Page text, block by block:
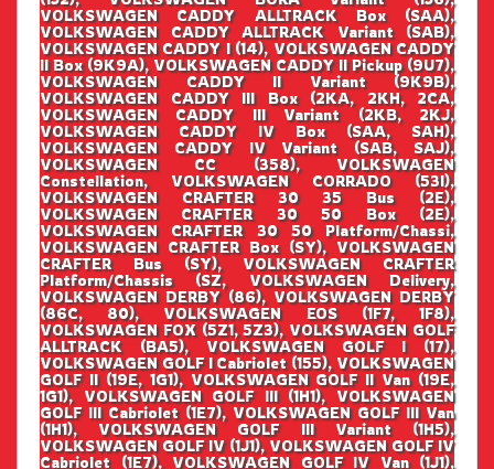
VOLKSWAGEN CADDY ALLTRACK Box (SAA),
VOLKSWAGEN CADDY ALLTRACK Variant (SAB),
VOLKSWAGEN CADDY I (14), VOLKSWAGEN CADDY
II Box (9K9A), VOLKSWAGEN CADDY II Pickup (9U7),
VOLKSWAGEN CADDY II Variant (9K9B),
VOLKSWAGEN CADDY III Box (2KA, 2KH, 2CA,
VOLKSWAGEN CADDY III Variant (2KB, 2KJ,
VOLKSWAGEN CADDY IV Box (SAA, SAH),
VOLKSWAGEN CADDY IV Variant (SAB, SAJ),
VOLKSWAGEN CC (358), VOLKSWAGEN
Constellation, VOLKSWAGEN CORRADO (53I),
VOLKSWAGEN CRAFTER 30 35 Bus (2E),
VOLKSWAGEN CRAFTER 30 50 Box (2E),
VOLKSWAGEN CRAFTER 30 50 Platform/Chassi,
VOLKSWAGEN CRAFTER Box (SY), VOLKSWAGEN
CRAFTER Bus (SY), VOLKSWAGEN CRAFTER
Platform/Chassis (SZ, VOLKSWAGEN Delivery,
VOLKSWAGEN DERBY (86), VOLKSWAGEN DERBY
(86C, 80), VOLKSWAGEN EOS (1F7, 1F8),
VOLKSWAGEN FOX (5Z1, 5Z3), VOLKSWAGEN GOLF
ALLTRACK (BA5), VOLKSWAGEN GOLF I (17),
VOLKSWAGEN GOLF I Cabriolet (155), VOLKSWAGEN
GOLF II (19E, 1G1), VOLKSWAGEN GOLF II Van (19E,
1G1), VOLKSWAGEN GOLF III (1H1), VOLKSWAGEN
GOLF III Cabriolet (1E7), VOLKSWAGEN GOLF III Van
(1H1), VOLKSWAGEN GOLF III Variant (1H5),
VOLKSWAGEN GOLF IV (1J1), VOLKSWAGEN GOLF IV
Cabriolet (1E7), VOLKSWAGEN GOLF IV Van (1J1),